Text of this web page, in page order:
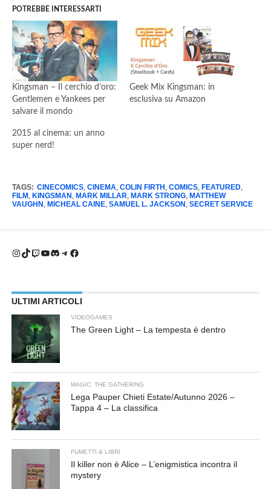
POTREBBE INTERESSARTI
Kingsman – Il cerchio d’oro:
Gentlemen e Yankees per
salvare il mondo
Geek Mix Kingsman: in
esclusiva su Amazon
2015 al cinema: un anno
super nerd!
TAGS: CINECOMICS, CINEMA COLIN FIRTH COMICS, FEATURED,
FILM, KINGSMAN MARK MILLAR MARK STRONG, MATTHEW
VAUGHN MICHEAL CAINE, SAMUEL L. JACKSON SECRET SERVICE
Instagram
TikTok
Twitch
YouTube
Discord
Telegram
Facebook
ULTIMI ARTICOLI
VIDEOGAMES
The Green Light – La tempesta è dentro
MAGIC: THE GATHERING
Lega Pauper Chieti Estate/Autunno 2026 –
Tappa 4 – La classifica
FUMETTI & LIBRI
Il killer non è Alice – L’enigmistica incontra il
mystery